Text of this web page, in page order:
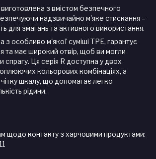
виготовлена з вмістом безпечного
надзвичайно м'яке стискання –
для змагань та активного використання.
з особливо м'якої суміші TPE, гарантує
та має широкий отвір, щоб ви могли
спрагу. Ця серія R доступна у двох
кольорових комбінаціях, а
шкалу, що допомагає легко
рідини.
щодо контакту з харчовими продуктами: